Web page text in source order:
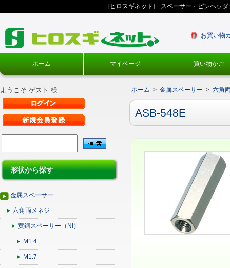
[ヒロスギネット] スペーサー・ピンヘッ
お買い物
ホーム マイページ 買い物かご
ようこそ ゲスト 様
形状から探す
金属スペーサー
六角両メネジ
黄銅スペーサー（Ni）
M1.4
M1.7
ホーム > 金属スペーサー > 六角
ASB-548E